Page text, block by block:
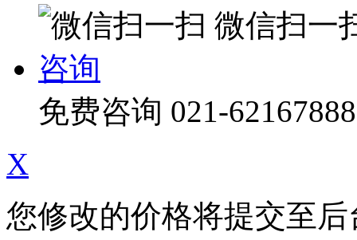
微信扫一
咨询
免费咨询 021-62167888
X
您修改的价格将提交至